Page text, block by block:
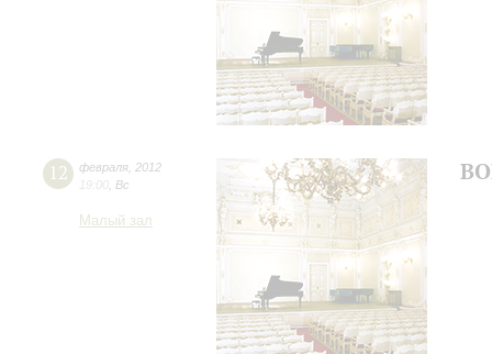
12 февраля 2012
19:00 Вс
Малый зал